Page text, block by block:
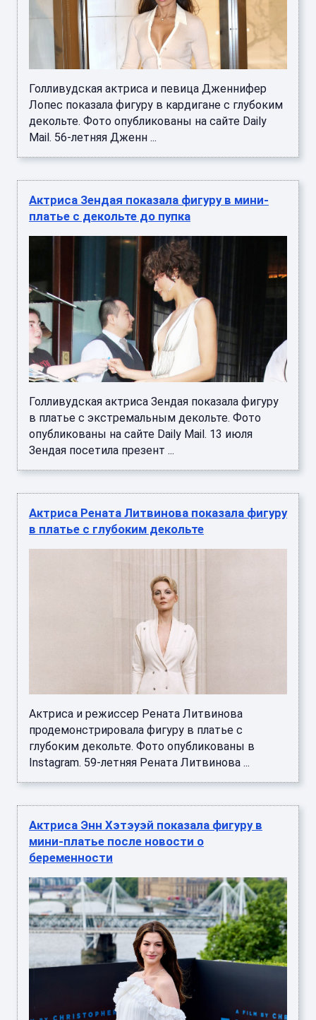
Голливудская актриса и певица Дженнифер
Лопес показала фигуру в кардигане с глубоким
декольте. Фото опубликованы на сайте Daily
Mail. 56-летняя Дженн ...
Актриса Зендая показала фигуру в мини-
платье с декольте до пупка
Голливудская актриса Зендая показала фигуру
в платье с экстремальным декольте. Фото
опубликованы на сайте Daily Mail. 13 июля
Зендая посетила презент ...
Актриса Рената Литвинова показала фигуру
в платье с глубоким декольте
Актриса и режиссер Рената Литвинова
продемонстрировала фигуру в платье с
глубоким декольте. Фото опубликованы в
Instagram. 59-летняя Рената Литвинова ...
Актриса Энн Хэтэуэй показала фигуру в
мини-платье после новости о
беременности